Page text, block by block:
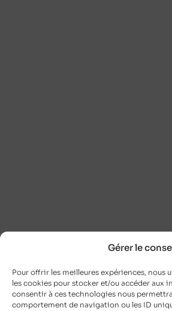
Gérer le
Pour offrir les meilleures expériences, nous
les cookies pour stocker et/ou accéder aux
consentir à ces technologies nous
comportement de navigation ou les ID